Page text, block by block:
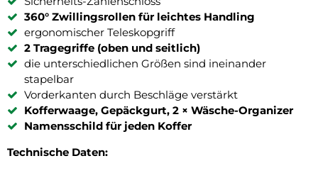
360° Zwillingsrollen für leichtes Handling
ergonomischer Teleskopgriff
2 Tragegriffe (oben und seitlich)
die unterschiedlichen Größen sind ineinander
stapelbar
Vorderkanten durch Beschläge verstärkt
Kofferwaage, Gepäckgurt, 2 × Wäsche-Organizer
Namensschild für jeden Koffer
Technische Daten: